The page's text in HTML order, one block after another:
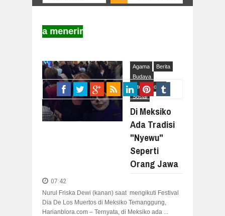
menerima naskah untuk diterbitkan.
Agama
Berita
Budaya
Internasional
Sosial
Di Meksiko
Ada Tradisi
"Nyewu"
Seperti
Orang Jawa
07:42
Nurul Friska Dewi (kanan) saat mengikuti Festival
Dia De Los Muertos di Meksiko Temanggung,
Harianblora.com – Ternyata, di Meksiko ada ...